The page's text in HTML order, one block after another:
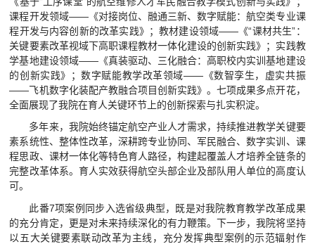
课程开发领域——《对接岗位、融通三新、数字赋能：航空类专业课
程开发与内容创新的改革实践》；教材建设领域——《“课材共生”：
关键要素改革视域下高职课程教材一体化建设的创新实践》；实践教
学基地建设领域——《真装驱动、三化融合：高职校内实训基地建设
的创新实践》；数字赋能教学改革领域——《数智孪生，虚实共振
——飞机数字化装配产教融合项目创新实践》。七项成果多点开花，
全面展现了我院在育人关键环节上的创新探索与扎实积淀。
多年来，我院始终锚定航空产业人才需求，持续推进教学关键要
素系统性、整体性改革，深耕跨专业协同、军民融合、数字实训、课
程思政、课材一体化等特色育人路径，构建起覆盖人才培养全链条的
完整改革体系。育人实效获得航空头部企业及部队用人单位的高度认
可。
此番7项案例同步入选省级典型，既是对我院教育教学改革成果
的充分肯定，更是对未来持续深化的有力鞭策。下一步，我院将坚持
以五大关键要素联动改革为主线，充分发挥典型案例的示范辐射作